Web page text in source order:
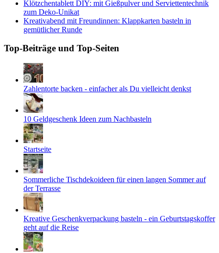
Klötzchentablett DIY: mit Gießpulver und Serviettentechnik
zum Deko-Unikat
Kreativabend mit Freundinnen: Klappkarten basteln in
gemütlicher Runde
Top-Beiträge und Top-Seiten
Zahlentorte backen - einfacher als Du vielleicht denkst
10 Geldgeschenk Ideen zum Nachbasteln
Startseite
Sommerliche Tischdekoideen für einen langen Sommer auf
der Terrasse
Kreative Geschenkverpackung basteln - ein Geburtstagskoffer
geht auf die Reise